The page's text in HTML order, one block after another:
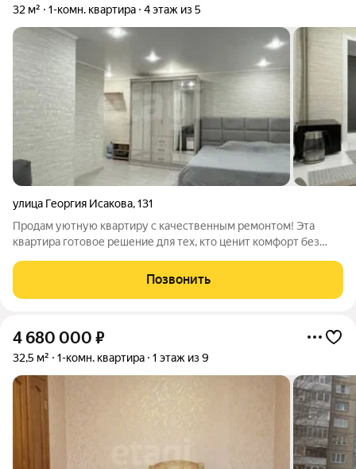
32 м² 1-комн. квартира 4 этаж из 5
улица Георгия Исакова,131
Продам уютную квартиру с качественным ремонтом! Эта
квартира готовое решение для тех, кто ценит комфорт без
квартиры: Готовый интерьер в стиле «Заезжай и живи». Всё
необходимое для комфортного
Позвонить
4 680 000 ₽
32,5 м² 1-комн. квартира 1 этаж из 9